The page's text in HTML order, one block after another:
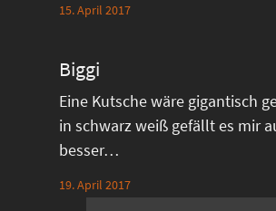
15. April 2017
Biggi
Eine Kutsche wäre gigantisch
in schwarz weiß gefällt es mir
besser…
19. April 2017